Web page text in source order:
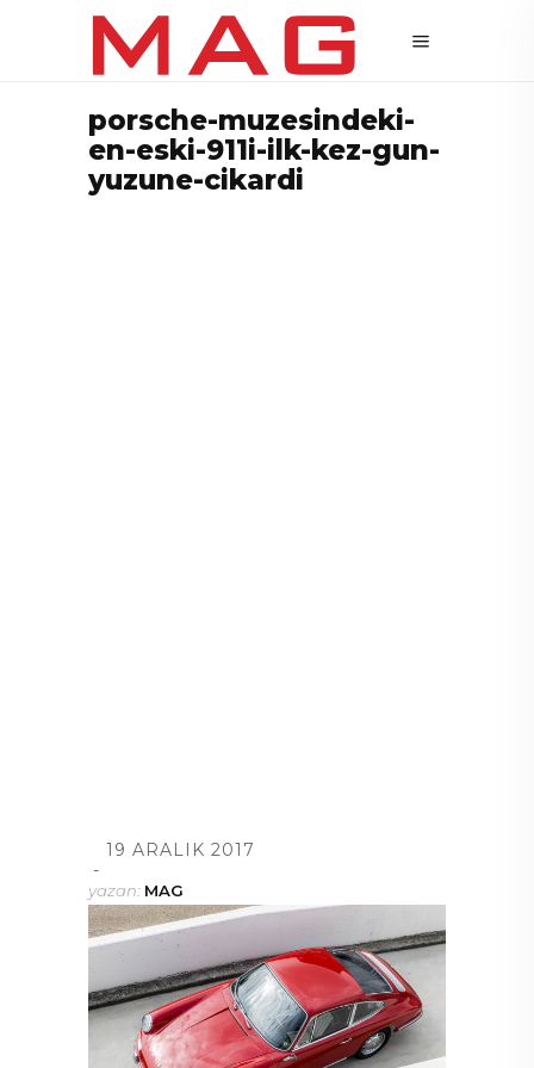
porsche-muzesindeki-
en-eski-911i-ilk-kez-gun-
yuzune-cikardi
19 ARALIK 2017
yazan: MAG